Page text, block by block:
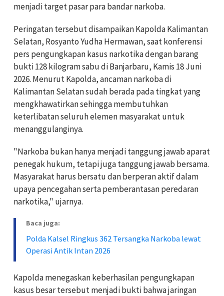
menjadi target pasar para bandar narkoba.
Peringatan tersebut disampaikan Kapolda Kalimantan
Selatan, Rosyanto Yudha Hermawan, saat konferensi
pers pengungkapan kasus narkotika dengan barang
bukti 128 kilogram sabu di Banjarbaru, Kamis 18 Juni
2026. Menurut Kapolda, ancaman narkoba di
Kalimantan Selatan sudah berada pada tingkat yang
mengkhawatirkan sehingga membutuhkan
keterlibatan seluruh elemen masyarakat untuk
menanggulanginya.
"Narkoba bukan hanya menjadi tanggung jawab aparat
penegak hukum, tetapi juga tanggung jawab bersama.
Masyarakat harus bersatu dan berperan aktif dalam
upaya pencegahan serta pemberantasan peredaran
narkotika," ujarnya.
Baca juga:
Polda Kalsel Ringkus 362 Tersangka Narkoba lewat
Operasi Antik Intan 2026
Kapolda menegaskan keberhasilan pengungkapan
kasus besar tersebut menjadi bukti bahwa jaringan